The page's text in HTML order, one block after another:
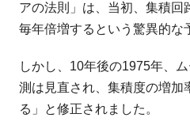
アの法則」は、当初、集積回
毎年倍増するという驚異的な
しかし、10年後の1975年、
測は見直され、集積度の増加
る」と修正されました。